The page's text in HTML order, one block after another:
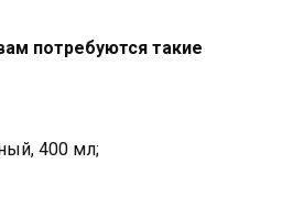
потребуются такие
400 мл;